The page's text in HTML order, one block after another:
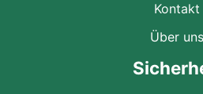
Kontakt
Über uns